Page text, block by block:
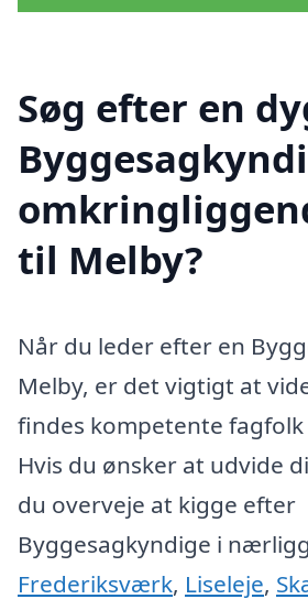
Søg efter en
til Melby?
Når du leder efter en
Melby, er det vigtigt at
findes kompetente
Hvis du ønsker at udvide
du overveje at kigge efter
Byggesagkyndige i
Frederiksværk, Liseleje,